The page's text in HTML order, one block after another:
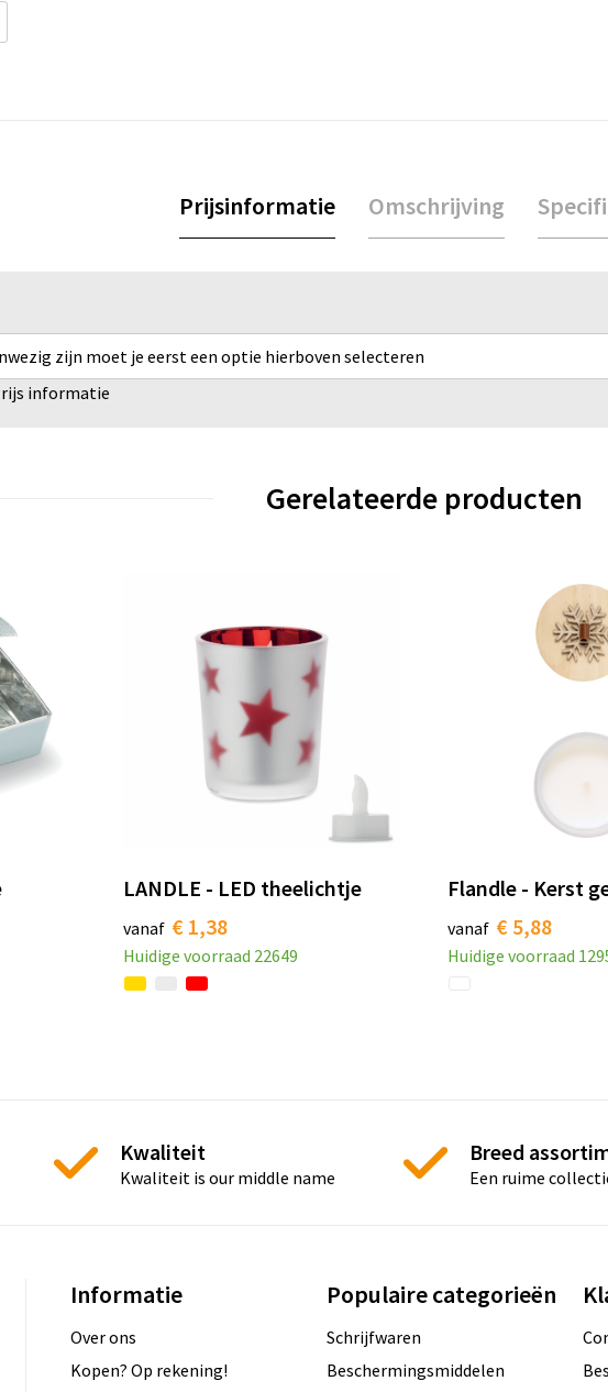
Prijsinformatie Omschrijving
zijn moet je eerst een optie hierboven selecteren
informatie
Gerelateerde producten
LANDLE - LED theelichtje
vanaf € 1,38
Huidige voorraad 22649
Flandle - Kerst
vanaf € 5,88
Huidige voorraad
Kwaliteit
Kwaliteit is our middle name
Breed
Een ruime
Informatie
Over ons
Kopen? Op rekening!
Populaire categorieën
Schrijfwaren
Beschermingsmiddelen